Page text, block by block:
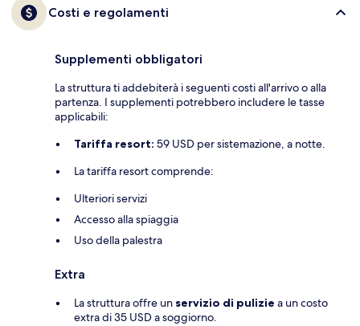
Costi e regolamenti
Supplementi obbligatori
La struttura ti addebiterà i seguenti costi all'arrivo o alla
partenza. I supplementi potrebbero includere le tasse
applicabili:
Tariffa resort: 59 USD per sistemazione, a notte.
La tariffa resort comprende:
Ulteriori servizi
Accesso alla spiaggia
Uso della palestra
Extra
La struttura offre un servizio di pulizie a un costo
extra di 35 USD a soggiorno.